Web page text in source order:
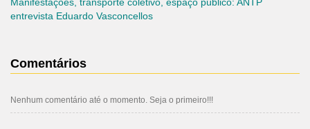
entrevista Eduardo Vasconcellos
Comentários
Nenhum comentário até o momento. Seja o primeiro!!!